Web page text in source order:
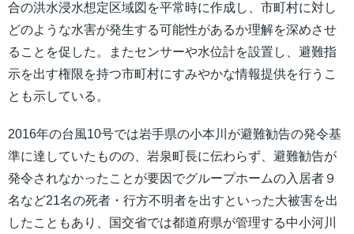
合の洪水浸水想定区域図を平常時に作成し、市町村に対し
どのような水害が発生する可能性があるか理解を深めさせ
ることを促した。またセンサーや水位計を設置し、避難指
示を出す権限を持つ市町村にすみやかな情報提供を行うこ
とも示している。
2016年の台風10号では岩手県の小本川が避難勧告の発令基
準に達していたものの、岩泉町長に伝わらず、避難勧告が
発令されなかったことが要因でグループホームの入居者９
名など21名の死者・行方不明者を出すといった大被害を出
したこともあり、国交省では都道府県が管理する中小河川